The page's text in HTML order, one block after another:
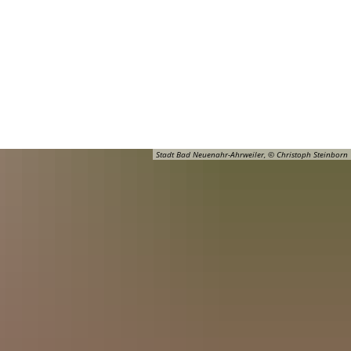
Stadt Bad Neuenahr-Ahrweiler, © Christoph Steinborn